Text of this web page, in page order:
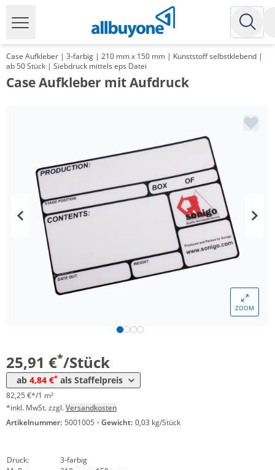
Case Aufkleber | 3-farbig | 210 mm x 150 mm | Kunststoff selbstklebend |
ab 50 Stück | Siebdruck mittels eps Datei
Case Aufkleber mit Aufdruck
ZOOM
25,91 €*/Stück
ab 4,84 €* als Staffelpreis
Menge Preis
7,64 €
82,25 €*/1 m²
*inkl. MwSt. zzgl.Versandkosten
Artikelnummer: 5001005 · Gewicht: 0,03 kg/Stück
Druck:
3-farbig